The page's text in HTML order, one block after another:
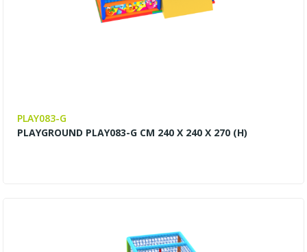
PLAY083-G
PLAYGROUND PLAY083-G CM 240 X 240 X 270 (H)